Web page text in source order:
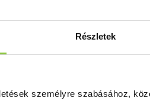
Részletek
személyre szabásához,